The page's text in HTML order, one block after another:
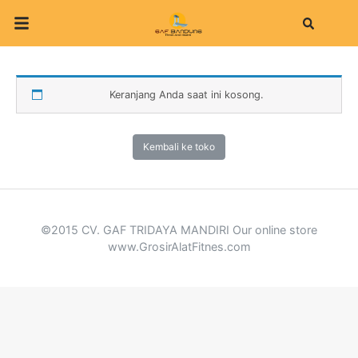
Keranjang Anda saat ini kosong.
Kembali ke toko
©2015 CV. GAF TRIDAYA MANDIRI Our online store
www.GrosirAlatFitnes.com